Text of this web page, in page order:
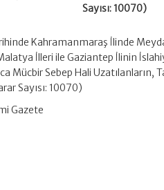
Sayısı: 10070)
Kahramanmaraş İlinde
İlleri ile Gaziantep İlinin
Mücbir Sebep Hali Uzatılanların,
Sayısı: 10070)
Gazete